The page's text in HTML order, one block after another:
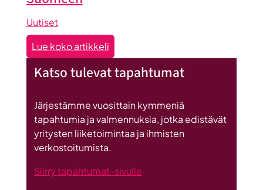
Uutiset
Lue koko artikkeli:
Seinäjoen
datakeskus
Britannnian
suurin
investointi
Katso tulevat tapahtumat
Järjestämme vuosittain kymmeniä
tapahtumia ja valmennuksia, jotka edistävät
yritysten liiketoimintaa ja ihmisten
verkostoitumista.
Siirry tapahtumat-sivulle